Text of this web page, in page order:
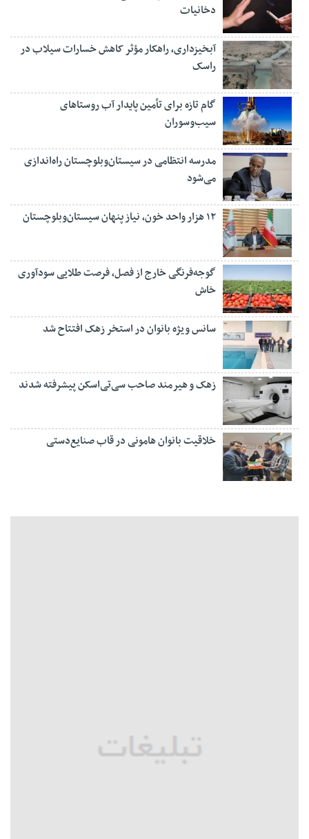
دخانیات
آبخیزداری، راهکار مؤثر کاهش خسارات سیلاب در
راسک
گام تازه برای تأمین پایدار آب روستاهای
سیب‌وسوران
مدرسه انتظامی در سیستان‌وبلوچستان راه‌اندازی
می‌شود
۱۲ هزار واحد خون، نیاز پنهان سیستان‌وبلوچستان
گوجه‌فرنگی خارج از فصل، فرصت طلایی سودآوری
خاش
سانس ویژه بانوان در استخر زهک افتتاح شد
زهک و هیرمند صاحب سی‌تی‌اسکن پیشرفته شدند
خلاقیت بانوان هامونی در قاب صنایع‌دستی